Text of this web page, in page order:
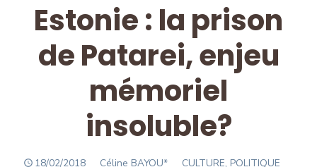
Estonie : la prison
de Patarei, enjeu
mémoriel
insoluble?
POSTED
18/02/2018 Author
Céline BAYOU* CULTURE, POLITIQUE